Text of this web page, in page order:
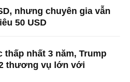
nhưng chuyên gia vẫn
50 USD
nhất 3 năm, Trump
thương vụ lớn với